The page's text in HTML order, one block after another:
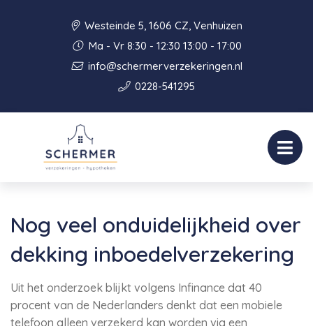
Westeinde 5, 1606 CZ, Venhuizen
Ma - Vr 8:30 - 12:30 13:00 - 17:00
info@schermerverzekeringen.nl
0228-541295
Nog veel onduidelijkheid over
dekking inboedelverzekering
Uit het onderzoek blijkt volgens Infinance dat 40
procent van de Nederlanders denkt dat een mobiele
telefoon alleen verzekerd kan worden via een